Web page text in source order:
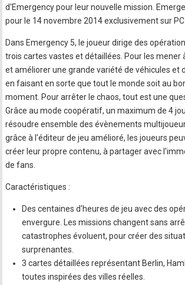
d'Emergency pour leur nouvelle mission.
pour le 14 novembre 2014 exclusivement sur PC.
Dans Emergency 5, le joueur dirige des
trois cartes vastes et détaillées. Pour les mener
et améliorer une grande variété de véhicules et
en faisant en sorte que tout le monde soit au
moment. Pour arrêter le chaos, tout est une
Grâce au mode coopératif, un maximum de 4
résoudre ensemble des évènements
grâce à l'éditeur de jeu amélioré, les joueurs
créer leur propre contenu, à partager avec
de fans.
Caractéristiques :
Des centaines d'heures de jeu avec des
envergure. Les missions changent sans
catastrophes évoluent, pour créer des
surprenantes.
3 cartes détaillées représentant Berlin,
toutes inspirées des villes réelles.